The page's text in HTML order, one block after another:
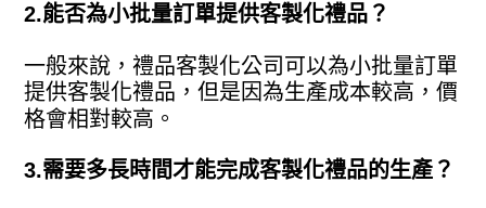
2.能否為小批量訂單提供客製化禮品？
一般來說，禮品客製化公司可以為小批量訂單
提供客製化禮品，但是因為生產成本較高，價
格會相對較高。
3.需要多長時間才能完成客製化禮品的生產？